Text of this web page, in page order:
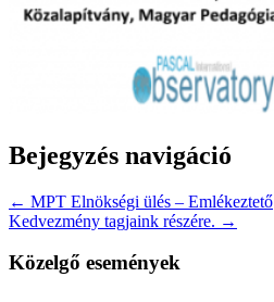
Bejegyzés navigáció
← MPT Elnökségi ülés – Emlékeztető
Kedvezmény tagjaink részére. →
Közelgő események